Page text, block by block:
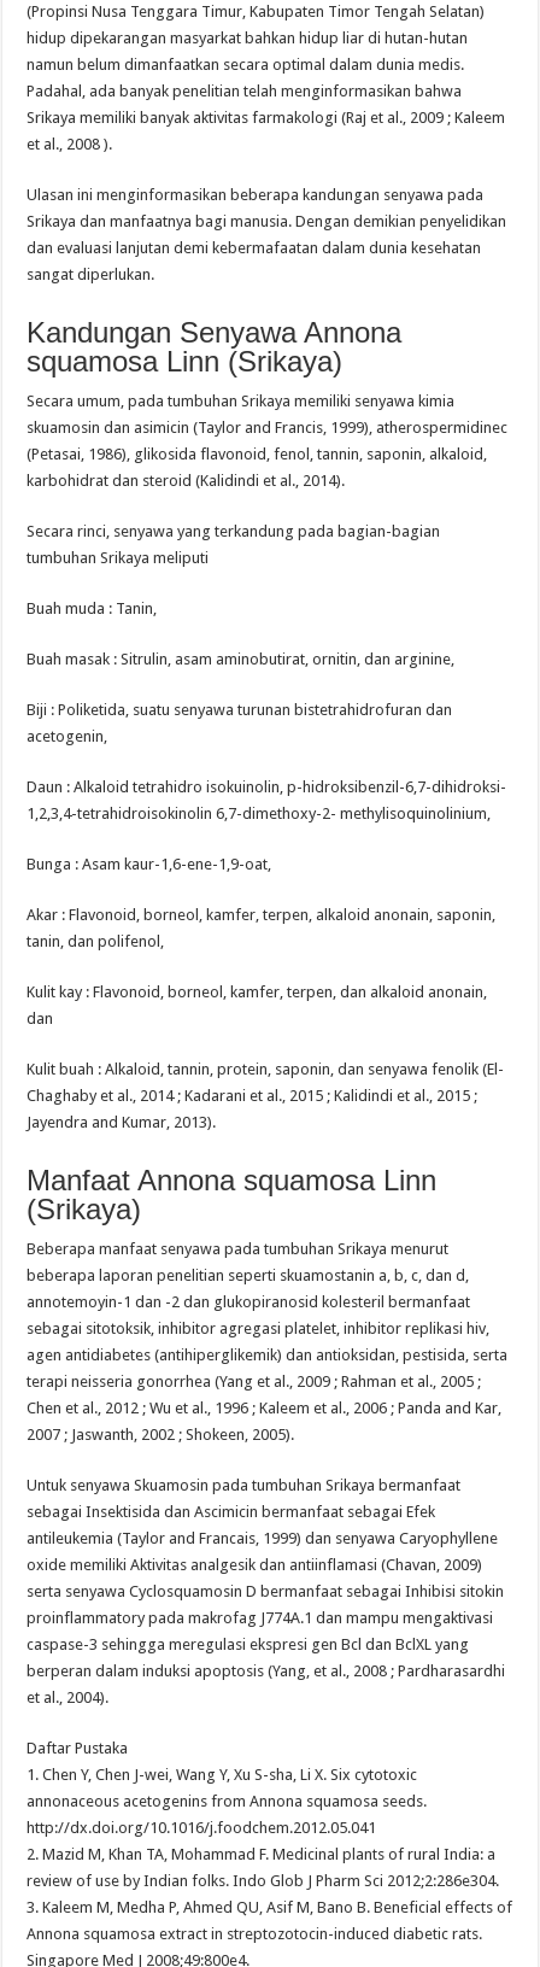
(Propinsi Nusa Tenggara Timur, Kabupaten Timor Tengah Selatan)
hidup dipekarangan masyarkat bahkan hidup liar di hutan-hutan
namun belum dimanfaatkan secara optimal dalam dunia medis.
Padahal, ada banyak penelitian telah menginformasikan bahwa
Srikaya memiliki banyak aktivitas farmakologi (Raj et al., 2009 ; Kaleem
et al., 2008 ).
Ulasan ini menginformasikan beberapa kandungan senyawa pada
Srikaya dan manfaatnya bagi manusia. Dengan demikian penyelidikan
dan evaluasi lanjutan demi kebermafaatan dalam dunia kesehatan
sangat diperlukan.
Kandungan Senyawa Annona
squamosa Linn (Srikaya)
Secara umum, pada tumbuhan Srikaya memiliki senyawa kimia
skuamosin dan asimicin (Taylor and Francis, 1999), atherospermidinec
(Petasai, 1986), glikosida flavonoid, fenol, tannin, saponin, alkaloid,
karbohidrat dan steroid (Kalidindi et al., 2014).
Secara rinci, senyawa yang terkandung pada bagian-bagian
tumbuhan Srikaya meliputi
Buah muda : Tanin,
Buah masak : Sitrulin, asam aminobutirat, ornitin, dan arginine,
Biji : Poliketida, suatu senyawa turunan bistetrahidrofuran dan
acetogenin,
Daun : Alkaloid tetrahidro isokuinolin, p-hidroksibenzil-6,7-dihidroksi-
1,2,3,4-tetrahidroisokinolin 6,7-dimethoxy-2- methylisoquinolinium,
Bunga : Asam kaur-1,6-ene-1,9-oat,
Akar : Flavonoid, borneol, kamfer, terpen, alkaloid anonain, saponin,
tanin, dan polifenol,
Kulit kay : Flavonoid, borneol, kamfer, terpen, dan alkaloid anonain,
dan
Kulit buah : Alkaloid, tannin, protein, saponin, dan senyawa fenolik (El-
Chaghaby et al., 2014 ; Kadarani et al., 2015 ; Kalidindi et al., 2015 ;
Jayendra and Kumar, 2013).
Manfaat Annona squamosa Linn
(Srikaya)
Beberapa manfaat senyawa pada tumbuhan Srikaya menurut
beberapa laporan penelitian seperti skuamostanin a, b, c, dan d,
annotemoyin-1 dan -2 dan glukopiranosid kolesteril bermanfaat
sebagai sitotoksik, inhibitor agregasi platelet, inhibitor replikasi hiv,
agen antidiabetes (antihiperglikemik) dan antioksidan, pestisida, serta
terapi neisseria gonorrhea (Yang et al., 2009 ; Rahman et al., 2005 ;
Chen et al., 2012 ; Wu et al., 1996 ; Kaleem et al., 2006 ; Panda and Kar,
2007 ; Jaswanth, 2002 ; Shokeen, 2005).
Untuk senyawa Skuamosin pada tumbuhan Srikaya bermanfaat
sebagai Insektisida dan Ascimicin bermanfaat sebagai Efek
antileukemia (Taylor and Francais, 1999) dan senyawa Caryophyllene
oxide memiliki Aktivitas analgesik dan antiinflamasi (Chavan, 2009)
serta senyawa Cyclosquamosin D bermanfaat sebagai Inhibisi sitokin
proinflammatory pada makrofag J774A.1 dan mampu mengaktivasi
caspase-3 sehingga meregulasi ekspresi gen Bcl dan BclXL yang
berperan dalam induksi apoptosis (Yang, et al., 2008 ; Pardharasardhi
et al., 2004).
Daftar Pustaka
1. Chen Y, Chen J-wei, Wang Y, Xu S-sha, Li X. Six cytotoxic
annonaceous acetogenins from Annona squamosa seeds.
http://dx.doi.org/10.1016/j.foodchem.2012.05.041
2. Mazid M, Khan TA, Mohammad F. Medicinal plants of rural India: a
review of use by Indian folks. Indo Glob J Pharm Sci 2012;2:286e304.
3. Kaleem M, Medha P, Ahmed QU, Asif M, Bano B. Beneficial effects of
Annona squamosa extract in streptozotocin-induced diabetic rats.
Singapore Med J 2008;49:800e4.